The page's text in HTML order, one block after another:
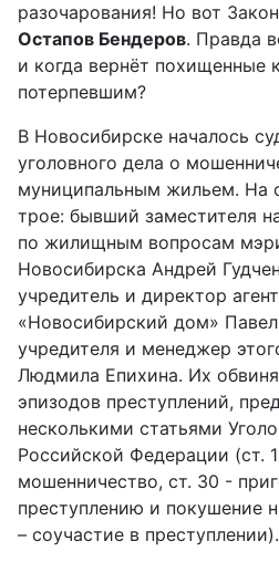
разочарования! Но вот
Остапов Бендеров. Правда
и когда вернёт похищенные
потерпевшим?
В Новосибирске началось
уголовного дела о
муниципальным жильем. На
трое: бывший заместителя
по жилищным вопросам
Новосибирска Андрей
учредитель и директор
«Новосибирский дом»
учредителя и менеджер
Людмила Епихина. Их
эпизодов преступлений,
несколькими статьями
Российской Федерации (ст.
мошенничество, ст. 30 -
преступлению и покушение
– соучастие в преступлении).